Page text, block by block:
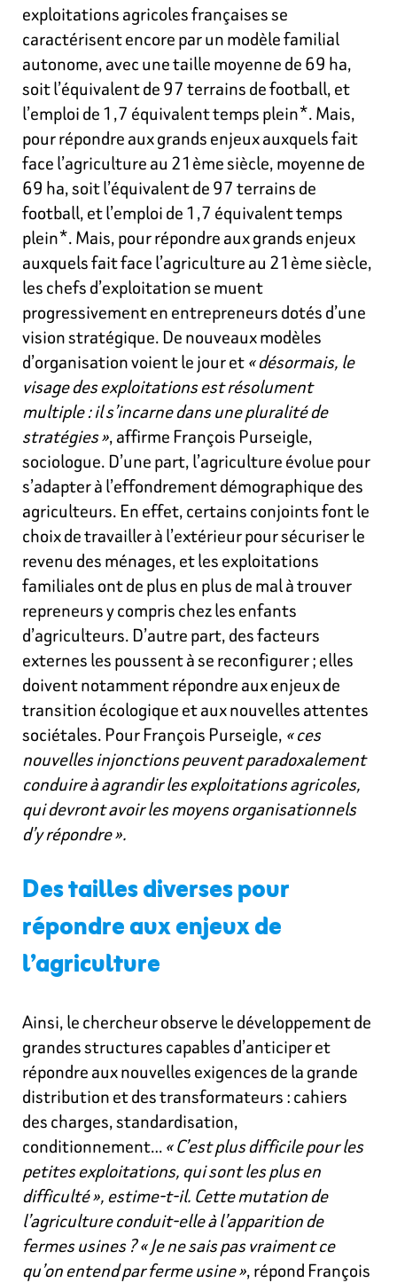
exploitations agricoles françaises se
caractérisent encore par un modèle familial
autonome, avec une taille moyenne de 69 ha,
soit l’équivalent de 97 terrains de football, et
l’emploi de 1,7 équivalent temps plein*. Mais,
pour répondre aux grands enjeux auxquels fait
face l’agriculture au 21ème siècle, moyenne de
69 ha, soit l’équivalent de 97 terrains de
football, et l’emploi de 1,7 équivalent temps
plein*. Mais, pour répondre aux grands enjeux
auxquels fait face l’agriculture au 21ème siècle,
les chefs d’exploitation se muent
progressivement en entrepreneurs dotés d’une
vision stratégique. De nouveaux modèles
d’organisation voient le jour et« désormais, le
visage des exploitations est résolument
multiple : il s’incarne dans une pluralité de
stratégies », affirme François Purseigle,
sociologue. D’une part, l’agriculture évolue pour
s’adapter à l’effondrement démographique des
agriculteurs. En effet, certains conjoints font le
choix de travailler à l’extérieur pour sécuriser le
revenu des ménages, et les exploitations
familiales ont de plus en plus de mal à trouver
repreneurs y compris chez les enfants
d’agriculteurs. D’autre part, des facteurs
externes les poussent à se reconfigurer ; elles
doivent notamment répondre aux enjeux de
transition écologique et aux nouvelles attentes
sociétales. Pour François Purseigle, « ces
nouvelles injonctions peuvent paradoxalement
conduire à agrandir les exploitations agricoles,
qui devront avoir les moyens organisationnels
d’y répondre ».
Des tailles diverses pour
répondre aux enjeux de
l’agriculture
Ainsi, le chercheur observe le développement de
grandes structures capables d’anticiper et
répondre aux nouvelles exigences de la grande
distribution et des transformateurs : cahiers
des charges, standardisation,
conditionnement…« C’est plus difficile pour les
petites exploitations, qui sont les plus en
difficulté », estime-t-il. Cette mutation de
l’agriculture conduit-elle à l’apparition de
fermes usines ? « Je ne sais pas vraiment ce
qu’on entend par ferme usine », répond François